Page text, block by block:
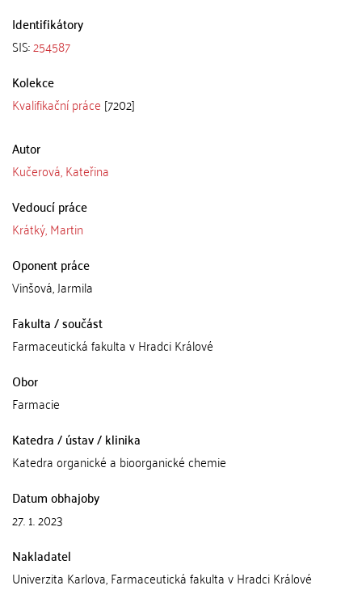
Identifikátory
SIS:254587
Kolekce
Kvalifikační práce [7202]
Autor
Kučerová, Kateřina
Vedoucí práce
Krátký, Martin
Oponent práce
Vinšová, Jarmila
Fakulta / součást
Farmaceutická fakulta v Hradci Králové
Obor
Farmacie
Katedra / ústav / klinika
Katedra organické a bioorganické chemie
Datum obhajoby
27. 1. 2023
Nakladatel
Univerzita Karlova, Farmaceutická fakulta v Hradci Králové